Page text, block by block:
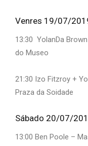
Venres 19/07/
13:30 YolanDa
do Museo
21:30 Izo Fitzroy +
Praza da Soidade
Sábado 20/07/
13:00 Ben Poole –